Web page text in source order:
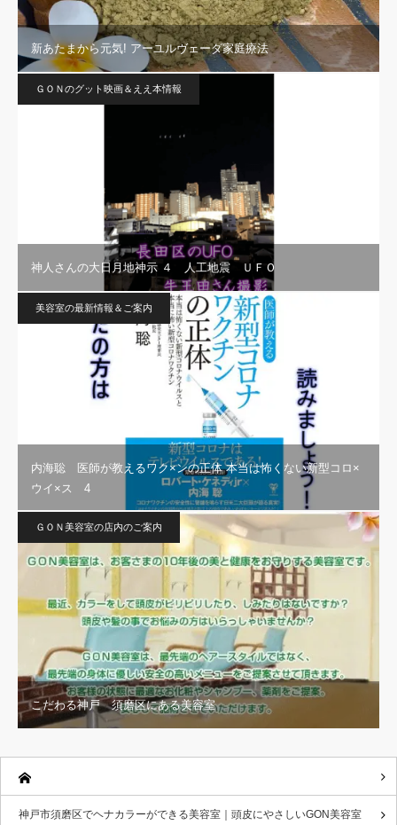
新あたまから元気! アーユルヴェーダ家庭療法
ＧＯＮのグット映画＆ええ本情報
神人さんの大日月地神示 ４ 人工地震 ＵＦＯ
美容室の最新情報＆ご案内
内海聡 医師が教えるワク×ンの正体 本当は怖くない新型コロ×
ウイ×ス 4
ＧＯＮ美容室の店内のご案内
こだわる神戸 須磨区にある美容室
神戸市須磨区でヘナカラーができる美容室｜頭皮にやさしいGON美容室